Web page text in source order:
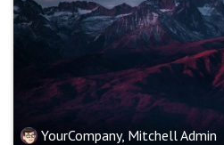
YourCompany, Mitchell Admin